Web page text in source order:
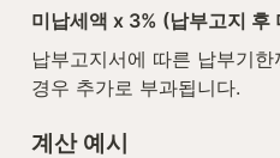
미납세액 x 3% (납부고지 후
납부고지서에 따른 납부기
경우 추가로 부과됩니다.
계산 예시